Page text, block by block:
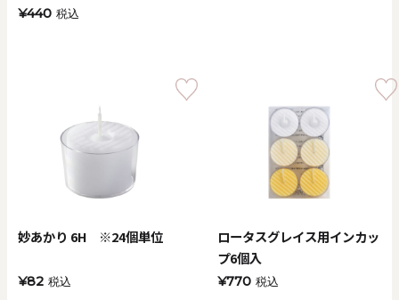
¥440 税込
妙あかり 6H ※24個単位
¥82 税込
ロータスグレイス用インカッ
プ6個入
¥770 税込